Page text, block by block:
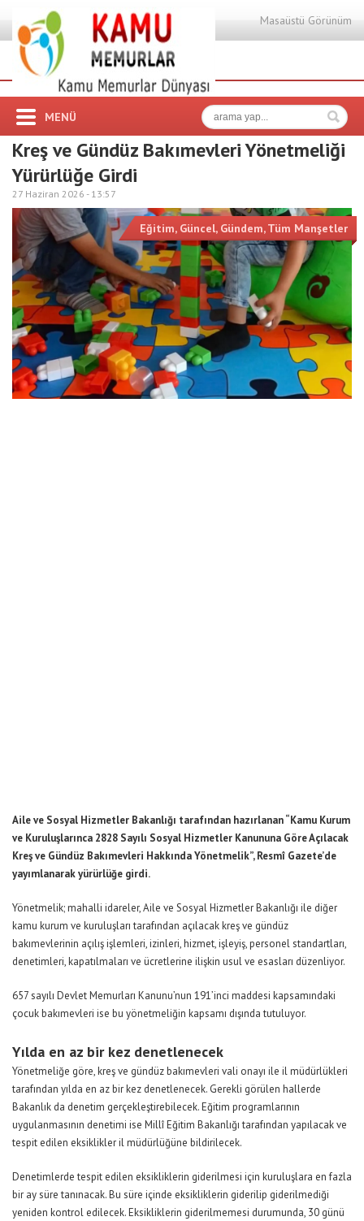
Masaüstü Görünüm
MENÜ
Kreş ve Gündüz Bakımevleri Yönetmeliği
Yürürlüğe Girdi
27 Haziran 2026 - 13:57
Eğitim, Güncel, Gündem,Tüm Manşetler
Aile ve Sosyal Hizmetler Bakanlığı tarafından hazırlanan “Kamu Kurum
ve Kuruluşlarınca 2828 Sayılı Sosyal Hizmetler Kanununa Göre Açılacak
Kreş ve Gündüz Bakımevleri Hakkında Yönetmelik”, Resmî Gazete’de
yayımlanarak yürürlüğe girdi.
Yönetmelik; mahalli idareler, Aile ve Sosyal Hizmetler Bakanlığı ile diğer
kamu kurum ve kuruluşları tarafından açılacak kreş ve gündüz
bakımevlerinin açılış işlemleri, izinleri, hizmet, işleyiş, personel standartları,
denetimleri, kapatılmaları ve ücretlerine ilişkin usul ve esasları düzenliyor.
657 sayılı Devlet Memurları Kanunu’nun 191’inci maddesi kapsamındaki
çocuk bakımevleri ise bu yönetmeliğin kapsamı dışında tutuluyor.
Yılda en az bir kez denetlenecek
Yönetmeliğe göre, kreş ve gündüz bakımevleri vali onayı ile il müdürlükleri
tarafından yılda en az bir kez denetlenecek. Gerekli görülen hallerde
Bakanlık da denetim gerçekleştirebilecek. Eğitim programlarının
uygulanmasının denetimi ise Millî Eğitim Bakanlığı tarafından yapılacak ve
tespit edilen eksiklikler il müdürlüğüne bildirilecek.
Denetimlerde tespit edilen eksikliklerin giderilmesi için kuruluşlara en fazla
bir ay süre tanınacak. Bu süre içinde eksikliklerin giderilip giderilmediği
yeniden kontrol edilecek. Eksikliklerin giderilmemesi durumunda, 30 günü